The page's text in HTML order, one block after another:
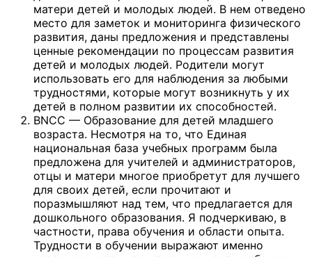
матери детей и молодых людей. В нем отведено
место для заметок и мониторинга физического
развития, даны предложения и представлены
ценные рекомендации по процессам развития
детей и молодых людей. Родители могут
использовать его для наблюдения за любыми
трудностями, которые могут возникнуть у их
детей в полном развитии их способностей.
BNCC — Образование для детей младшего
возраста. Несмотря на то, что Единая
национальная база учебных программ была
предложена для учителей и администраторов,
отцы и матери многое приобретут для лучшего
для своих детей, если прочитают и
поразмышляют над тем, что предлагается для
дошкольного образования. Я подчеркиваю, в
частности, права обучения и области опыта.
Трудности в обучении выражают именно